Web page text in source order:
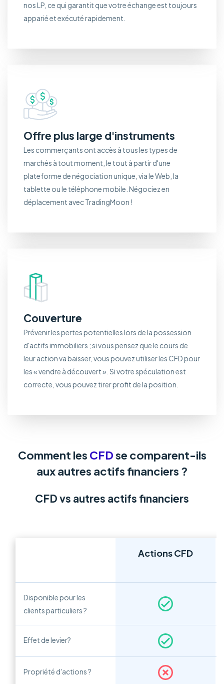
nos LP, ce qui garantit que votre échange est toujours
apparié et exécuté rapidement.
Offre plus large d'instruments
Les commerçants ont accès à tous les types de
marchés à tout moment, le tout à partir d'une
plateforme de négociation unique, via le Web, la
tablette ou le téléphone mobile. Négociez en
déplacement avec TradingMoon !
Couverture
Prévenir les pertes potentielles lors de la possession
d'actifs immobiliers ; si vous pensez que le cours de
leur action va baisser, vous pouvez utiliser les CFD pour
les « vendre à découvert ». Si votre spéculation est
correcte, vous pouvez tirer profit de la position.
Comment les CFDse comparent-ils
aux autres actifs financiers ?
CFD vs autres actifs financiers
Actions CFD
Disponible pour les
clients particuliers ?
Effet de levier?
Propriété d'actions ?